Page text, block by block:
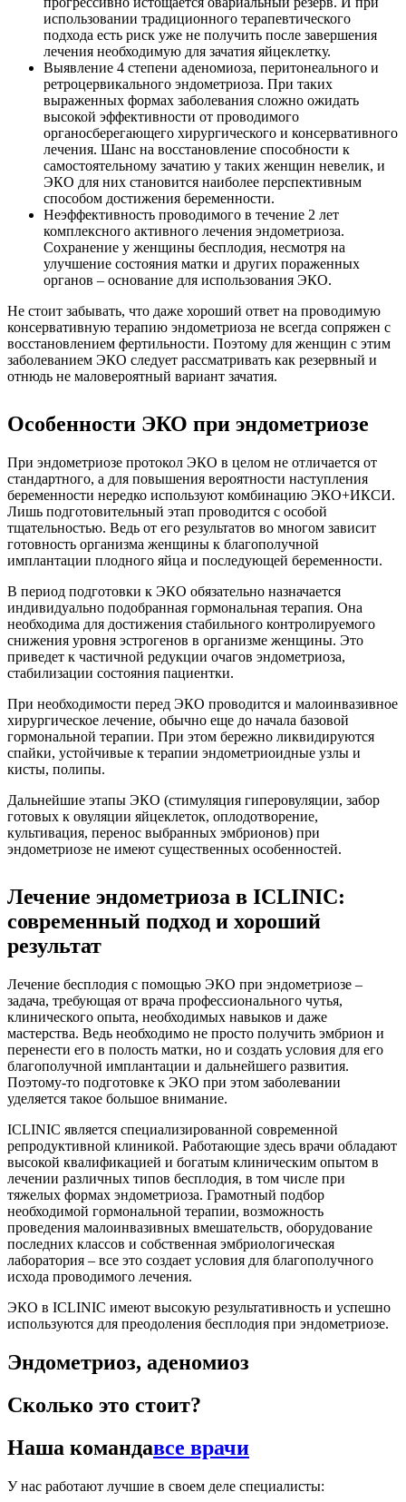
использовании традиционного терапевтического
подхода есть риск уже не получить после завершения
лечения необходимую для зачатия яйцеклетку.
Выявление 4 степени аденомиоза, перитонеального и
ретроцервикального эндометриоза. При таких
выраженных формах заболевания сложно ожидать
высокой эффективности от проводимого
органосберегающего хирургического и консервативного
лечения. Шанс на восстановление способности к
самостоятельному зачатию у таких женщин невелик, и
ЭКО для них становится наиболее перспективным
способом достижения беременности.
Неэффективность проводимого в течение 2 лет
комплексного активного лечения эндометриоза.
Сохранение у женщины бесплодия, несмотря на
улучшение состояния матки и других пораженных
органов – основание для использования ЭКО.
Не стоит забывать, что даже хороший ответ на проводимую
консервативную терапию эндометриоза не всегда сопряжен с
восстановлением фертильности. Поэтому для женщин с этим
заболеванием ЭКО следует рассматривать как резервный и
отнюдь не маловероятный вариант зачатия.
Особенности ЭКО при эндометриозе
При эндометриозе протокол ЭКО в целом не отличается от
стандартного, а для повышения вероятности наступления
беременности нередко используют комбинацию ЭКО+ИКСИ.
Лишь подготовительный этап проводится с особой
тщательностью. Ведь от его результатов во многом зависит
готовность организма женщины к благополучной
имплантации плодного яйца и последующей беременности.
В период подготовки к ЭКО обязательно назначается
индивидуально подобранная гормональная терапия. Она
необходима для достижения стабильного контролируемого
снижения уровня эстрогенов в организме женщины. Это
приведет к частичной редукции очагов эндометриоза,
стабилизации состояния пациентки.
При необходимости перед ЭКО проводится и малоинвазивное
хирургическое лечение, обычно еще до начала базовой
гормональной терапии. При этом бережно ликвидируются
спайки, устойчивые к терапии эндометриоидные узлы и
кисты, полипы.
Дальнейшие этапы ЭКО (стимуляция гиперовуляции, забор
готовых к овуляции яйцеклеток, оплодотворение,
культивация, перенос выбранных эмбрионов) при
эндометриозе не имеют существенных особенностей.
Лечение эндометриоза в ICLINIC:
современный подход и хороший
результат
Лечение бесплодия с помощью ЭКО при эндометриозе –
задача, требующая от врача профессионального чутья,
клинического опыта, необходимых навыков и даже
мастерства. Ведь необходимо не просто получить эмбрион и
перенести его в полость матки, но и создать условия для его
благополучной имплантации и дальнейшего развития.
Поэтому-то подготовке к ЭКО при этом заболевании
уделяется такое большое внимание.
ICLINIC является специализированной современной
репродуктивной клиникой. Работающие здесь врачи обладают
высокой квалификацией и богатым клиническим опытом в
лечении различных типов бесплодия, в том числе при
тяжелых формах эндометриоза. Грамотный подбор
необходимой гормональной терапии, возможность
проведения малоинвазивных вмешательств, оборудование
последних классов и собственная эмбриологическая
лаборатория – все это создает условия для благополучного
исхода проводимого лечения.
ЭКО в ICLINIC имеют высокую результативность и успешно
используются для преодоления бесплодия при эндометриозе.
Эндометриоз, аденомиоз
Сколько это стоит?
Наша командавсе врачи
У нас работают лучшие в своем деле специалисты: